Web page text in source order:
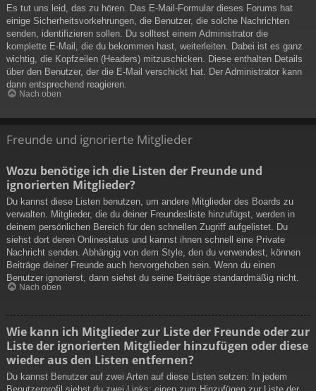
Es tut uns leid, das zu hören. Das E-Mail-Formular dieses Forums hat
einige Sicherheitsvorkehrungen, die Benutzer, die solche Nachrichten
senden, identifizieren sollen. Du solltest einem Administrator die
komplette E-Mail, die du bekommen hast, weiterleiten. Dabei ist es ganz
wichtig, die Kopfzeilen (Headers) mitzuschicken. Diese enthalten Details
über den Benutzer, der die E-Mail verschickt hat. Der Administrator kann
dann entsprechend reagieren.
Nach oben
Freunde und ignorierte Mitglieder
Wozu benötige ich die Listen der Freunde und
ignorierten Mitglieder?
Du kannst diese Listen benutzen, um andere Mitglieder des Boards zu
verwalten. Mitglieder, die du deiner Freundesliste hinzufügst, werden in
deinem persönlichen Bereich für den schnellen Zugriff aufgelistet. Du
siehst dort deren Onlinestatus und kannst ihnen schnell eine Private
Nachricht senden. Abhängig von dem Style, den du verwendest, können
Beiträge deiner Freunde auch hervorgehoben sein. Wenn du einen
Benutzer ignorierst, dann siehst du seine Beiträge standardmäßig nicht.
Nach oben
Wie kann ich Mitglieder zur Liste der Freunde oder zur
Liste der ignorierten Mitglieder hinzufügen oder diese
wieder aus den Listen entfernen?
Du kannst Benutzer auf zwei Arten auf diese Listen setzen: In jedem